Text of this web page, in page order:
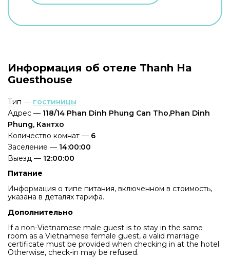
Информация об отеле Thanh Ha
Guesthouse
Тип — гостиницы
Адрес — 118/14 Phan Dinh Phung Can Tho,Phan Dinh
Phung, Кантхо
Количество комнат — 6
Заселение — 14:00:00
Выезд — 12:00:00
Питание
Информация о типе питания, включенном в стоимость,
указана в деталях тарифа.
Дополнительно
If a non-Vietnamese male guest is to stay in the same
room as a Vietnamese female guest, a valid marriage
certificate must be provided when checking in at the hotel.
Otherwise, check-in may be refused.